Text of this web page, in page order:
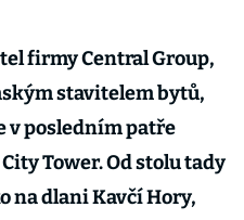
firmy Central Group,
stavitelem bytů,
v posledním patře
Tower. Od stolu tady
na dlani Kavčí Hory,